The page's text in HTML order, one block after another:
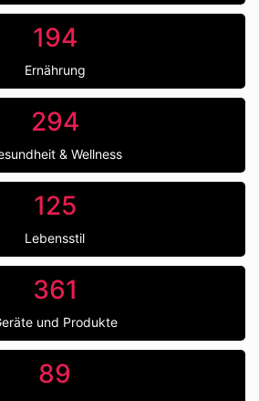
194
Ernährung
294
& Wellness
125
Lebensstil
361
und Produkte
89